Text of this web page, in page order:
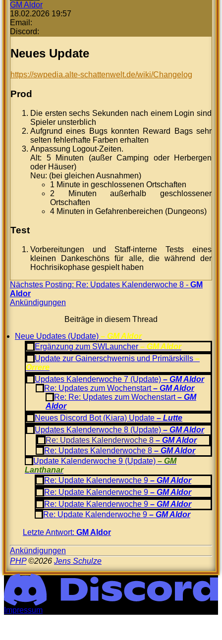
GM Aldor
18.02.2026 19:57
Email:
Discord:
Neues Update
https://swpedia.alte-schattenwelt.de/wiki/Changelog
Prod
Die ersten sechs Sekunden nach einem Login sind
Spieler unsterblich
Aufgrund eines Bugs konnten Reward Bags sehr
selten fehlerhafte Farben erhalten
Anpassung Logout-Zeiten.
Alt: 5 Minuten (außer Camping oder Herbergen
oder Häuser)
Neu: (bei gleichen Ausnahmen)
1 Minute in geschlossenen Ortschaften
2 Minuten außerhalb geschlossener
Ortschaften
4 Minuten in Gefahrenbereichen (Dungeons)
Test
Vorbereitungen und Staff-interne Tests eines
kleinen Dankeschöns für alle, die während der
Hochrisikophase gespielt haben
Nächstes Posting: Re: Updates Kalenderwoche 8 - GM
Aldor
Ankündigungen
Beiträge in diesem Thread
Neue Updates (Update)
GM Aldor
Ergänzung zum SWLauncher
GM Aldor
Update zur Gainerschwernis und Primärskills
Orrere
Updates Kalenderwoche 7 (Update)
GM Aldor
Re: Updates zum Wochenstart
GM Aldor
Re: Re: Updates zum Wochenstart
GM
Aldor
Neues Discord Bot (Kiara) Update
Lutte
Updates Kalenderwoche 8 (Update)
GM Aldor
Re: Updates Kalenderwoche 8
GM Aldor
Re: Updates Kalenderwoche 8
GM Aldor
Update Kalenderwoche 9 (Update)
GM
Lanthanar
Re: Update Kalenderwoche 9
GM Aldor
Re: Update Kalenderwoche 9
GM Aldor
Re: Update Kalenderwoche 9
GM Aldor
Re: Update Kalenderwoche 9
GM Aldor
Letzte Antwort: GM Aldor
Ankündigungen
PHP©2026 Jens Schulze
Impressum